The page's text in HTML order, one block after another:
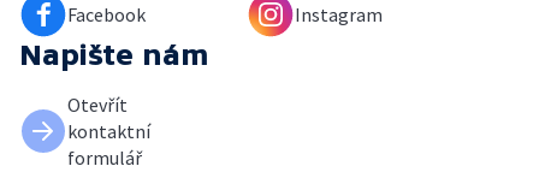
Facebook Instagram
Napište nám
Otevřít
kontaktní
formulář